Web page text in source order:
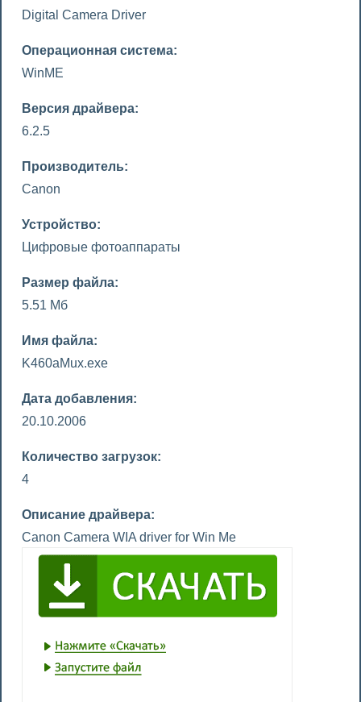
Digital Camera Driver
Операционная система:
WinME
Версия драйвера:
6.2.5
Производитель:
Canon
Устройство:
Цифровые фотоаппараты
Размер файла:
5.51 Мб
Имя файла:
K460aMux.exe
Дата добавления:
20.10.2006
Количество загрузок:
4
Описание драйвера:
Canon Camera WIA driver for Win Me